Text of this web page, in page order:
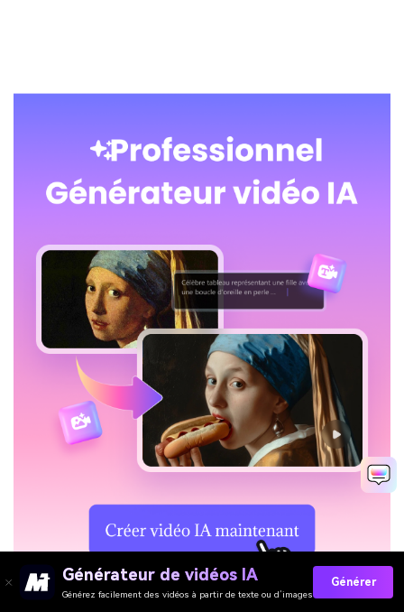
Générateur de vidéos IA
Générez facilement des vidéos à partir de texte ou d’images
Générer